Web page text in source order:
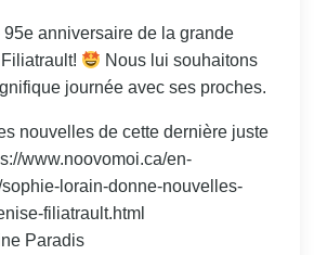
95e anniversaire de la grande
Nous lui souhaitons
journée avec ses proches.
nouvelles de cette dernière juste
www.noovomoi.ca/en-
lorain-donne-nouvelles-
filiatrault.html
Paradis